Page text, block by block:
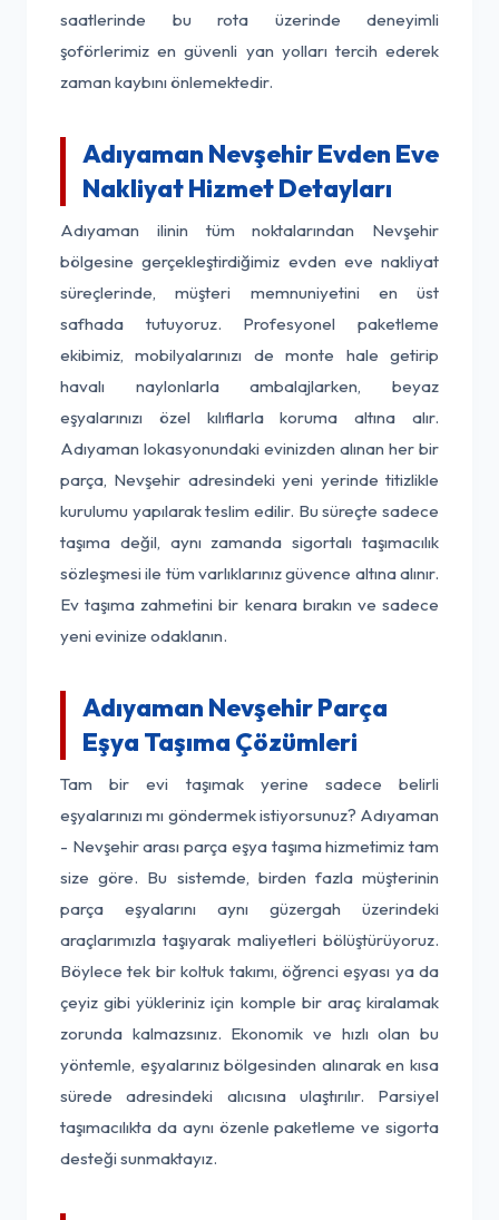
saatlerinde bu rota üzerinde deneyimli
şoförlerimiz en güvenli yan yolları tercih ederek
zaman kaybını önlemektedir.
Adıyaman Nevşehir Evden Eve
Nakliyat Hizmet Detayları
Adıyaman ilinin tüm noktalarından Nevşehir
bölgesine gerçekleştirdiğimiz evden eve nakliyat
süreçlerinde, müşteri memnuniyetini en üst
safhada tutuyoruz. Profesyonel paketleme
ekibimiz, mobilyalarınızı de monte hale getirip
havalı naylonlarla ambalajlarken, beyaz
eşyalarınızı özel kılıflarla koruma altına alır.
Adıyaman lokasyonundaki evinizden alınan her bir
parça, Nevşehir adresindeki yeni yerinde titizlikle
kurulumu yapılarak teslim edilir. Bu süreçte sadece
taşıma değil, aynı zamanda sigortalı taşımacılık
sözleşmesi ile tüm varlıklarınız güvence altına alınır.
Ev taşıma zahmetini bir kenara bırakın ve sadece
yeni evinize odaklanın.
Adıyaman Nevşehir Parça
Eşya Taşıma Çözümleri
Tam bir evi taşımak yerine sadece belirli
eşyalarınızı mı göndermek istiyorsunuz? Adıyaman
- Nevşehir arası parça eşya taşıma hizmetimiz tam
size göre. Bu sistemde, birden fazla müşterinin
parça eşyalarını aynı güzergah üzerindeki
araçlarımızla taşıyarak maliyetleri bölüştürüyoruz.
Böylece tek bir koltuk takımı, öğrenci eşyası ya da
çeyiz gibi yükleriniz için komple bir araç kiralamak
zorunda kalmazsınız. Ekonomik ve hızlı olan bu
yöntemle, eşyalarınız bölgesinden alınarak en kısa
sürede adresindeki alıcısına ulaştırılır. Parsiyel
taşımacılıkta da aynı özenle paketleme ve sigorta
desteği sunmaktayız.